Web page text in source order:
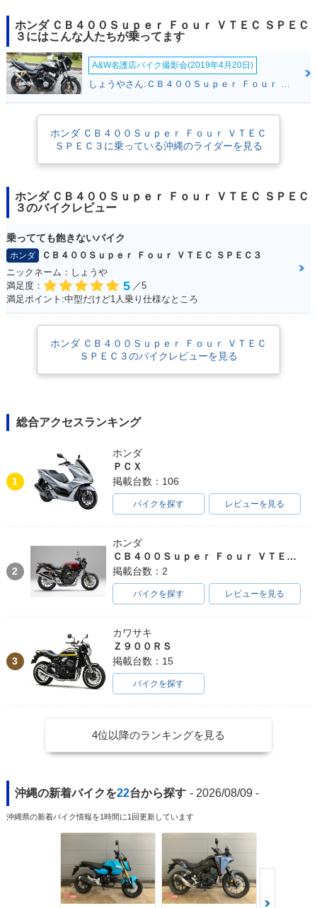
2018年 CB400 SU
PER FOUR HYPER
VTEC Revo ABS・
マイナーチェンジ
PER FOUR HYPER
VTEC Revo・マイ
PER FOUR HYPER
定仕様
VTEC Revo ABS E
Package・カラーチ
ェンジ
VTEC Revo ABS・
カラーチェンジ
VTEC Revo・カラ
2015年 CB400 SU
VTEC Revo ABS S
pecial Edition・特
2014年 CB400 SU
VTEC Revo ABS E
Package・追加
2014年 CB400 SU
VTEC Revo ABS・
マイナーチェンジ
2014年 CB400 SU
PER FOUR HYPER
VTEC Revo・マイ
2012年 CB400 SU
PER FOUR HYPER
VTEC Revo Specia
l Edition・特別・限
VTEC Revo Specia
l Edition・特別・限
PER FOUR HYPER
VTEC Revo ABS・
カラーチェンジ
2012年 CB400 SU
PER FOUR HYPER
VTEC Revo・カラ
ーチェンジ
PER FOUR HYPER
カラーチェンジ
PER FOUR HYPER
ーチェンジ
PER FOUR HYPER
ホンダ ＣＢ４００Ｓｕｐｅｒ Ｆｏｕｒ ＶＴＥＣ ＳＰＥＣ
３にはこんな人たちが乗ってます
A&W名護店バイク撮影会(2019年4月20日)
ホンダ ＣＢ４００Ｓｕｐｅｒ Ｆｏｕｒ ＶＴＥＣ
ＳＰＥＣ３に乗っている沖縄のライダーを見る
ホンダ ＣＢ４００Ｓｕｐｅｒ Ｆｏｕｒ ＶＴＥＣ ＳＰＥＣ
３のバイクレビュー
乗ってても飽きないバイク
ホンダ
ＣＢ４００Ｓｕｐｅｒ Ｆｏｕｒ ＶＴＥＣ ＳＰＥＣ３
ニックネーム：しょうや
満足度：
5 ／5
満足ポイント:中型だけど1人乗り仕様なところ
ホンダ ＣＢ４００Ｓｕｐｅｒ Ｆｏｕｒ ＶＴＥＣ
ＳＰＥＣ３のバイクレビューを見る
総合アクセスランキング
1
ホンダ
ＰＣＸ
掲載台数：106
バイクを探す レビューを見る
2
ホンダ
ＣＢ４００Ｓｕｐｅｒ Ｆｏｕｒ ＶＴＥＣ ＳＰＥＣ３
掲載台数：2
バイクを探す レビューを見る
3
カワサキ
Ｚ９００ＲＳ
掲載台数：15
バイクを探す
4位以降のランキングを見る
沖縄の新着バイクを22台から探す - 2026/08/09 -
沖縄県の新着バイク情報を1時間に1回更新しています